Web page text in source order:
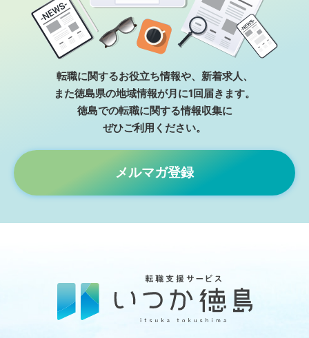
転職に関するお役⽴ち情報や、新着求⼈、
また徳島県の地域情報が⽉に1回届きます。
徳島での転職に関する情報収集に
ぜひご利⽤ください。
メルマガ登録